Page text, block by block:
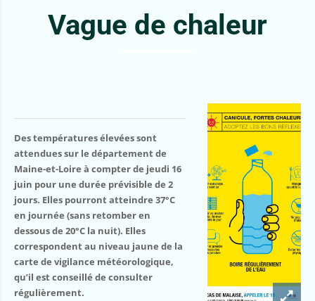
Vague de chaleur
Des températures élevées sont
attendues sur le département de
Maine-et-Loire à compter de jeudi 16
juin pour une durée prévisible de 2
jours. Elles pourront atteindre 37°C
en journée (sans retomber en
dessous de 20°C la nuit). Elles
correspondent au niveau jaune de la
carte de vigilance météorologique,
qu’il est conseillé de consulter
régulièrement.